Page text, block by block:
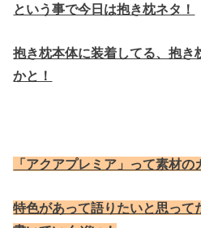
という事で今日は抱き枕ネタ！
抱き枕本体に装着してる、抱き
かと！
「アクアプレミア」って素材の
特色があって語りたいと思って